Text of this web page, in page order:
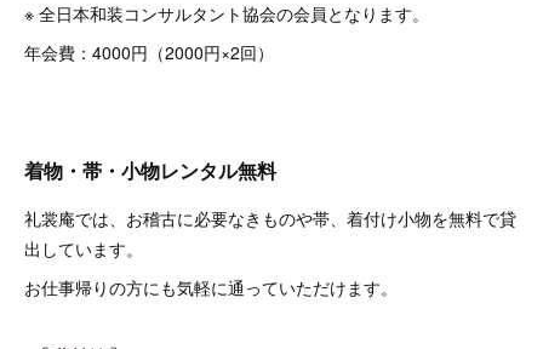
※ 全日本和装コンサルタント協会の会員となります。
年会費：4000円（2000円×2回）
着物・帯・小物レンタル無料
礼裳庵では、お稽古に必要なきものや帯、着付け小物を無料で貸
出しています。
お仕事帰りの方にも気軽に通っていただけます。